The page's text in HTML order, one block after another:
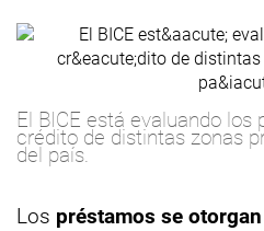
El BICE está evaluando los
crédito de distintas zonas
del país.
Los préstamos se